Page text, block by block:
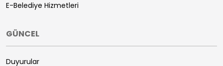
E-Belediye Hizmetleri
GÜNCEL
Duyurular